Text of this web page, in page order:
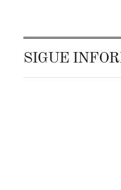
SIGUE